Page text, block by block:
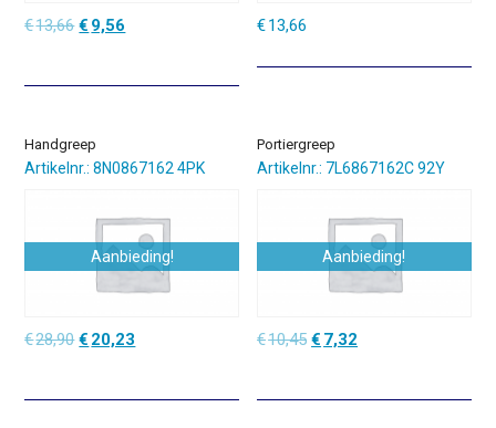
€13,66Oorspronkelijke
€13,66.
€ 9,56
€9,56.
€13,66
Handgreep
Artikelnr.: 8N0867162 4PK
Aanbieding!
€28,90Oorspronkelijke
€28,90.
€ 20,23
€20,23.
Portiergreep
Artikelnr.: 7L6867162C 92Y
Aanbieding!
€10,45 Oorspronkelijke
€10,45.
€ 7,32
€7,32.